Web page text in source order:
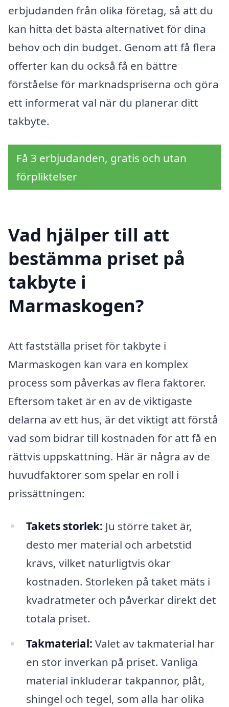
erbjudanden från olika företag, så att du
kan hitta det bästa alternativet för dina
behov och din budget. Genom att få flera
offerter kan du också få en bättre
förståelse för marknadspriserna och göra
ett informerat val när du planerar ditt
takbyte.
Få 3 erbjudanden, gratis och utan
förpliktelser
Vad hjälper till att
bestämma priset på
takbyte i
Marmaskogen?
Att fastställa priset för takbyte i
Marmaskogen kan vara en komplex
process som påverkas av flera faktorer.
Eftersom taket är en av de viktigaste
delarna av ett hus, är det viktigt att förstå
vad som bidrar till kostnaden för att få en
rättvis uppskattning. Här är några av de
huvudfaktorer som spelar en roll i
prissättningen:
Takets storlek: Ju större taket är,
desto mer material och arbetstid
krävs, vilket naturligtvis ökar
kostnaden. Storleken på taket mäts i
kvadratmeter och påverkar direkt det
totala priset.
Takmaterial: Valet av takmaterial har
en stor inverkan på priset. Vanliga
material inkluderar takpannor, plåt,
shingel och tegel, som alla har olika